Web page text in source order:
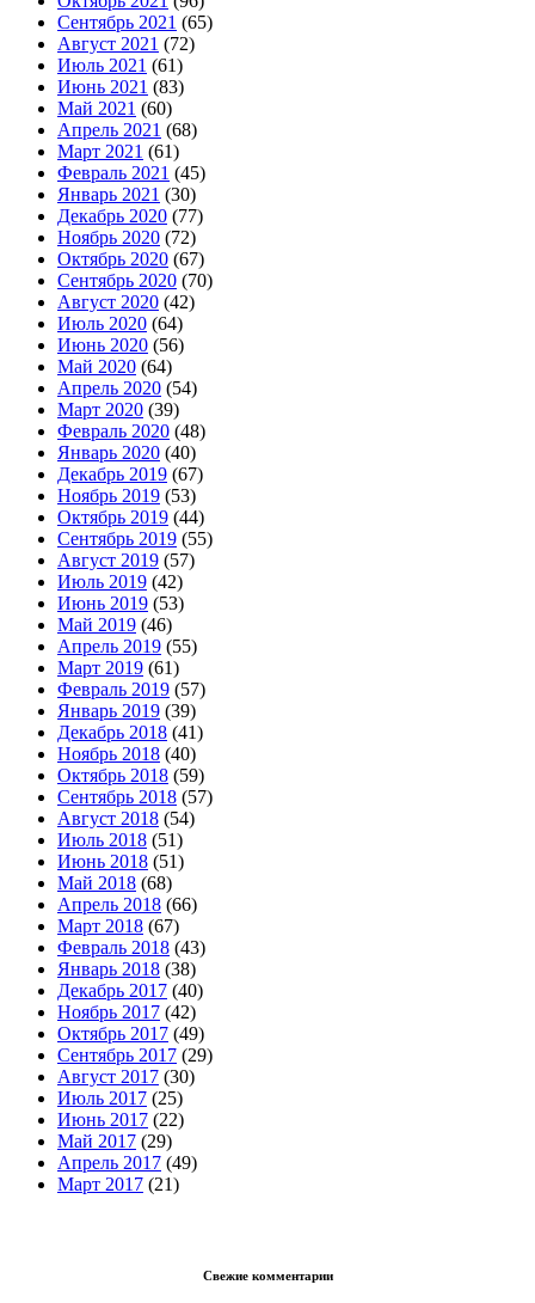
Сентябрь 2021 (65)
Август 2021 (72)
Июль 2021 (61)
Июнь 2021 (83)
Май 2021 (60)
Апрель 2021 (68)
Март 2021 (61)
Февраль 2021 (45)
Январь 2021 (30)
Декабрь 2020 (77)
Ноябрь 2020 (72)
Октябрь 2020 (67)
Сентябрь 2020 (70)
Август 2020 (42)
Июль 2020 (64)
Июнь 2020 (56)
Май 2020 (64)
Апрель 2020 (54)
Март 2020 (39)
Февраль 2020 (48)
Январь 2020 (40)
Декабрь 2019 (67)
Ноябрь 2019 (53)
Октябрь 2019 (44)
Сентябрь 2019 (55)
Август 2019 (57)
Июль 2019 (42)
Июнь 2019 (53)
Май 2019 (46)
Апрель 2019 (55)
Март 2019 (61)
Февраль 2019 (57)
Январь 2019 (39)
Декабрь 2018 (41)
Ноябрь 2018 (40)
Октябрь 2018 (59)
Сентябрь 2018 (57)
Август 2018 (54)
Июль 2018 (51)
Июнь 2018 (51)
Май 2018 (68)
Апрель 2018 (66)
Март 2018 (67)
Февраль 2018 (43)
Январь 2018 (38)
Декабрь 2017 (40)
Ноябрь 2017 (42)
Октябрь 2017 (49)
Сентябрь 2017 (29)
Август 2017 (30)
Июль 2017 (25)
Июнь 2017 (22)
Май 2017 (29)
Апрель 2017 (49)
Март 2017 (21)
Свежие комментарии